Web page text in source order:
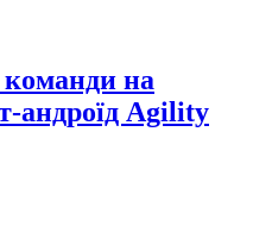
на
андроїд Agility